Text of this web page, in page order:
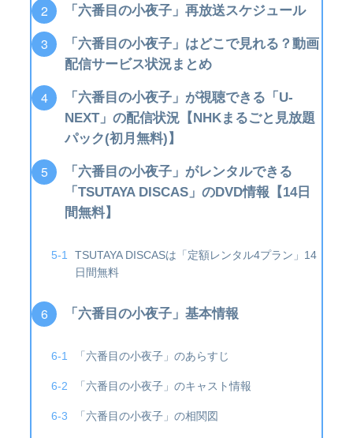
「六番目の小夜子」再放送スケジュール
「六番目の小夜子」はどこで見れる？動画
配信サービス状況まとめ
「六番目の小夜子」が視聴できる「U-
NEXT」の配信状況【NHKまるごと見放題
パック(初月無料)】
「六番目の小夜子」がレンタルできる
「TSUTAYA DISCAS」のDVD情報【14日
間無料】
TSUTAYA DISCASは「定額レンタル4プラン」14
日間無料
「六番目の小夜子」基本情報
「六番目の小夜子」のあらすじ
「六番目の小夜子」のキャスト情報
「六番目の小夜子」の相関図